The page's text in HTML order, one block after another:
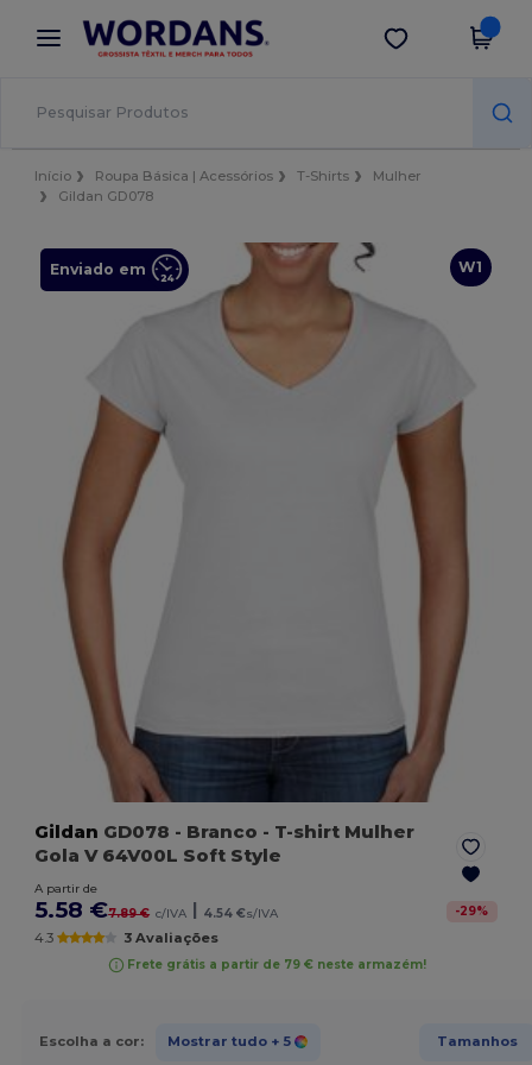
× App Wordans
Melhores preços na app!
Obter app
Início Roupa Básica | Acessórios T-Shirts
Mulher
Gildan GD078
W1
Enviado em
Gildan GD078 - Branco - T-shirt Mulher
Gola V 64V00L Soft Style
A partir de
5.58 €7.89 € c/IVA | 4.54 €s/IVA -29%
4.3 3 Avaliações
Frete grátis a partir de 79 € neste armazém!
Escolha a cor: Mostrar tudo + 5 Tamanhos